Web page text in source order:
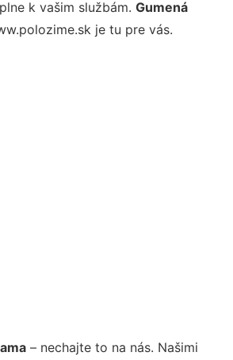
k vašim službám. Gumená
je tu pre vás.
– nechajte to na nás. Našimi